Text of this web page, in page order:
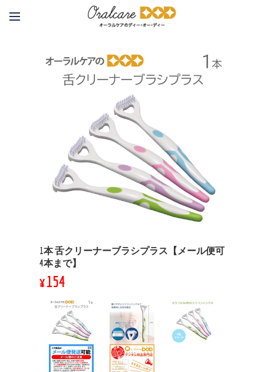
1本 舌クリーナーブラシプラス【メール便可
4本まで】
¥154